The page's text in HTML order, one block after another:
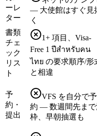
ーレ
ター
— 大使館はすぐ見
く
書類
チェ
ック
リス
ト
1+ 項目、Visa-
Free 1 ปีสำหรับคน
ไทย の要求順序/形
と相違
予
約・
提出
VFS を自分で予
約 — 数週間先ま
枠、早朝抽選も